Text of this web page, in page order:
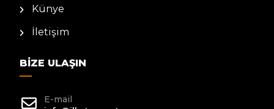
Künye
İletişim
BIZE ULAŞIN
E-mail